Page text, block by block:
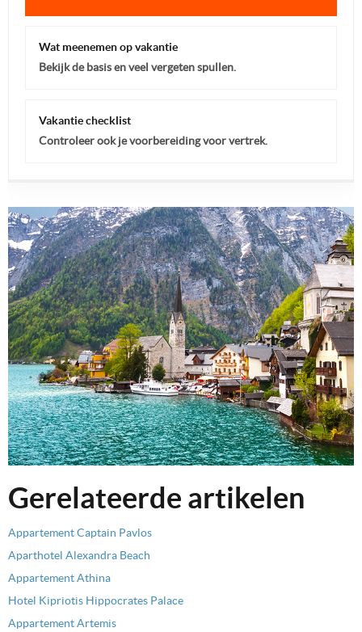
Wat meenemen op vakantie
Bekijk de basis en veel vergeten spullen.
Vakantie checklist
Controleer ook je voorbereiding voor vertrek.
Gerelateerde artikelen
Appartement Captain Pavlos
Aparthotel Alexandra Beach
Appartement Athina
Hotel Kipriotis Hippocrates Palace
Appartement Artemis